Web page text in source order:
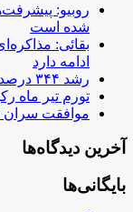
روبیو:
شده است
بقائی:
ادامه دارد
رشد ۳۴۴ درصدی قیمت روغن/ لبنیات چقدر گران شد؟
تورم تیر ماه رکورد
موافقت سران
آخرین دیدگاه‌ها
بایگانی‌ها